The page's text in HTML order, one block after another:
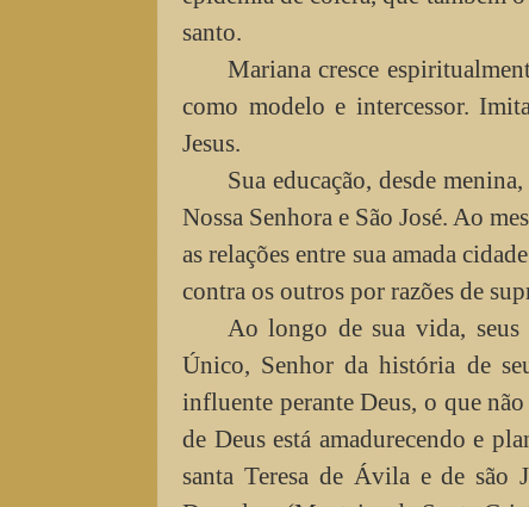
santo.
Mariana cresce
como modelo e intercessor.
Jesus.
Sua educação, desde
Nossa Senhora e São José. Ao
as relações entre sua amada
contra os outros por razões de
Ao longo de sua vida, seus
Único, Senhor da história de
influente perante Deus, o que
de Deus está amadurecendo e
santa Teresa de Ávila e de são